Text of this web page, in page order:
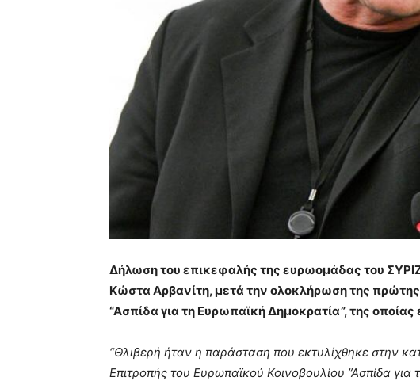
Δήλωση του επικεφαλής της ευρωομάδας του
Κώστα Αρβανίτη, μετά την ολοκλήρωση της πρώτης
“Ασπίδα για τη Ευρωπαϊκή Δημοκρατία”, της οποίας
“Θλιβερή ήταν η παράσταση που εκτυλίχθηκε στην
Επιτροπής του Ευρωπαϊκού Κοινοβουλίου ”Ασπίδα